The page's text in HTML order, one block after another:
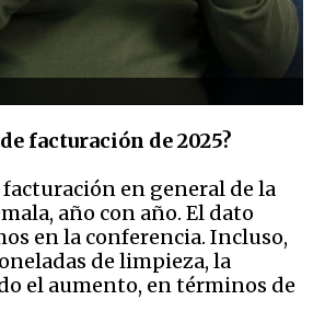
facturación de 2025?
en general de la
año con año. El dato
en la conferencia. Incluso,
de limpieza, la
el aumento, en términos de